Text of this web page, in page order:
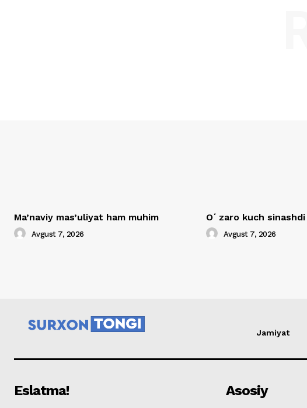
Ma’naviy mas’uliyat ham muhim
Avgust 7, 2026
Oʻzaro kuch sinashdi
Avgust 7, 2026
Jamiyat
Eslatma! Asosiy